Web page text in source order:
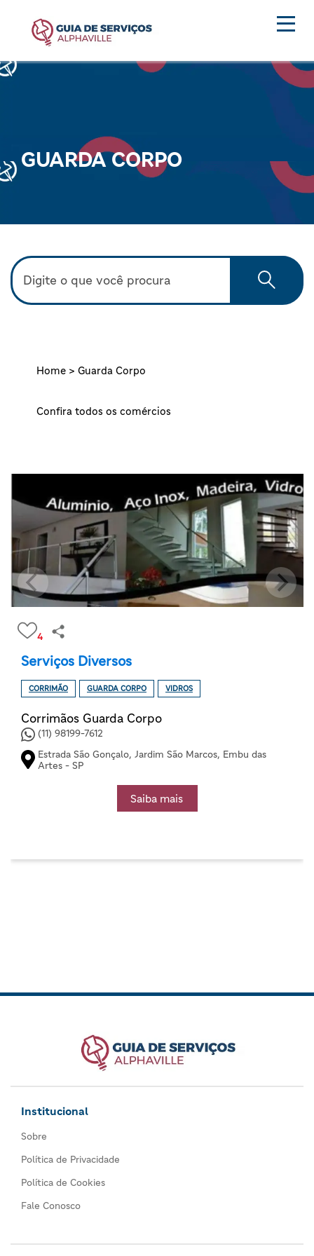
GUARDA CORPO
Home > Guarda Corpo
Confira todos os comércios
4
Serviços Diversos
CORRIMÃO GUARDA CORPO VIDROS
Corrimãos Guarda Corpo
(11) 98199-7612
Estrada São Gonçalo, Jardim São Marcos, Embu das
Artes - SP
Saiba mais
Institucional
Sobre
Política de Privacidade
Política de Cookies
Fale Conosco